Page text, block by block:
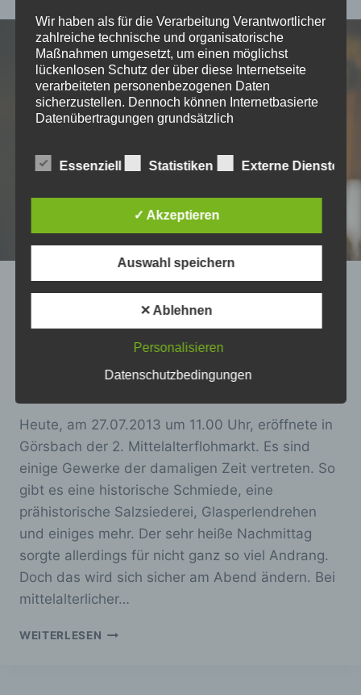
2. Mittelalterflohmarkt in
Heute, am 27.07.2013 um 11.00 Uhr, eröffnete in
Görsbach der 2. Mittelalterflohmarkt. Es sind
einige Gewerke der damaligen Zeit vertreten. So
gibt es eine historische Schmiede, eine
prähistorische Salzsiederei, Glasperlendrehen
und einiges mehr. Der sehr heiße Nachmittag
sorgte allerdings für nicht ganz so viel Andrang.
Doch das wird sich sicher am Abend ändern. Bei
mittelalterlicher…
WEITERLESEN 2.
Wir haben als für die Verarbeitung Verantwortlicher
zahlreiche technische und organisatorische
Maßnahmen umgesetzt, um einen möglichst
lückenlosen Schutz der über diese Internetseite
verarbeiteten personenbezogenen Daten
sicherzustellen. Dennoch können Internetbasierte
Datenübertragungen grundsätzlich
diesem Grund steht es jeder betroffenen Person
alternativen Wegen, beispielsweise telefonisch, an
uns zu übermitteln.
Begriffsbestimmungen
Die Datenschutzerklärung beruht auf den
Richtlinien- und Verordnungsgeber beim Erlass
der Datenschutz-Grundverordnung (DS-GVO)
verwendet wurden. Unsere
Öffentlichkeit als auch für unsere Kunden und
möchten wir vorab die verwendeten
Begrifflichkeiten erläutern.
Wir verwenden in dieser Datenschutzerklärung
unter anderem die folgenden Begriffe:
a) personenbezogene Daten
Personenbezogene Daten sind alle
oder identifizierbare natürliche Person (im
Essenziell Statistiken Externe Dienste
✓ Akzeptieren
Auswahl speichern
✕ Ablehnen
Personalisieren
Datenschutzbedingungen